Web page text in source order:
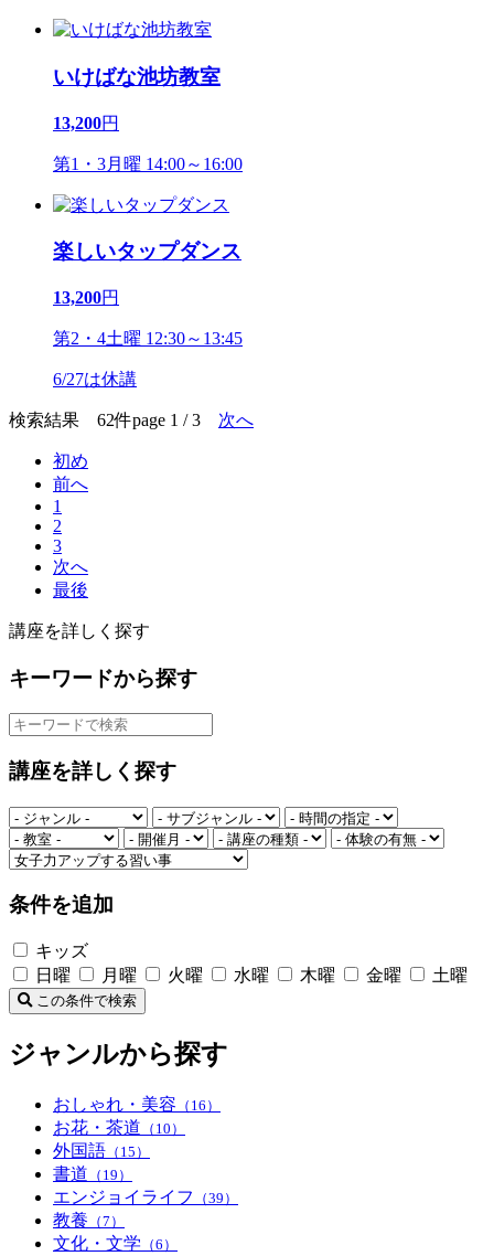
いけばな池坊教室
13,200円
第1・3月曜 14:00～16:00
楽しいタップダンス
13,200円
第2・4土曜 12:30～13:45
6/27は休講
検索結果 62件page 1 / 3 次へ
初め
前へ
1
2
3
次へ
最後
講座を詳しく探す
キーワードから探す
講座を詳しく探す
条件を追加
キッズ
日曜
月曜 火曜 水曜 木曜 金曜 土曜
この条件で検索
ジャンルから探す
おしゃれ・美容 （16）
お花・茶道 （10）
外国語 （15）
書道 （19）
エンジョイライフ （39）
教養 （7）
文化・文学 （6）